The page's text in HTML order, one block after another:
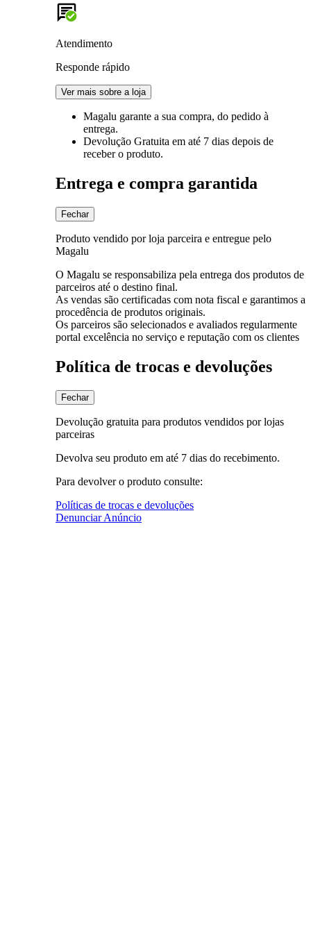
Atendimento
Responde rápido
Ver mais sobre a loja
Magalu garante a sua compra, do pedido à
entrega.
Devolução Gratuita em até 7 dias depois de
receber o produto.
Entrega e compra garantida
Fechar
Produto vendido por loja parceira e entregue pelo
Magalu
O Magalu se responsabiliza pela entrega dos produtos de
parceiros até o destino final.
As vendas são certificadas com nota fiscal e garantimos a
procedência de produtos originais.
Os parceiros são selecionados e avaliados regularmente
portal excelência no serviço e reputação com os clientes
Política de trocas e devoluções
Fechar
Devolução gratuita para produtos vendidos por lojas
parceiras
Devolva seu produto em até 7 dias do recebimento.
Para devolver o produto consulte:
Políticas de trocas e devoluções
Denunciar Anúncio